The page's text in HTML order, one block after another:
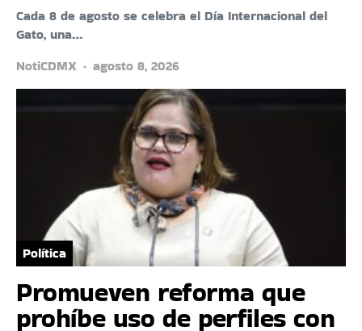
Cada 8 de agosto se celebra el Día Internacional del
Gato, una…
NotiCDMX
agosto 8, 2026
Política
Promueven reforma que
prohíbe uso de perfiles con